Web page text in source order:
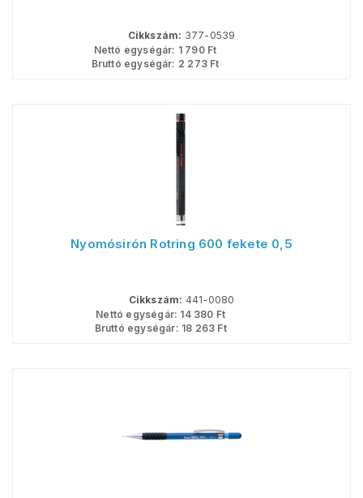
Cikkszám: 377-0539
Nettó egységár: 1 790Ft
Bruttó egységár: 2 273Ft
Nyomósirón Rotring 600 fekete 0,5
Cikkszám: 441-0080
Nettó egységár: 14 380 Ft
Bruttó egységár: 18 263 Ft